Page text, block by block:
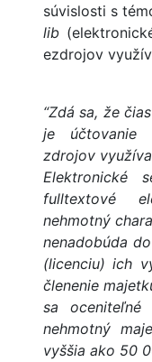
súvislosti s
lib
ezdrojov
“Zdá sa, že
je účtovanie
zdrojov
Elektronické
fulltextové
nehmotný
nenadobúda
(licenciu) ich
členenie
sa
nehmotný
vyššia ako 50